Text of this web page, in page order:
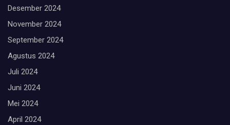
Desember 2024
November 2024
September 2024
Agustus 2024
Juli 2024
Juni 2024
Mei 2024
April 2024